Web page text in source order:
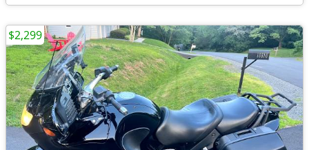
$2,299